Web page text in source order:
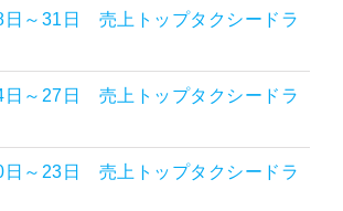
日～31日 売上トップタクシードラ
日～27日 売上トップタクシードラ
日～23日 売上トップタクシードラ